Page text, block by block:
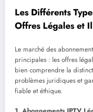
Les Différents
Offres Légales et
Le marché des
principales : les offres
bien comprendre la
problèmes juridiques et
fiable et éthique.